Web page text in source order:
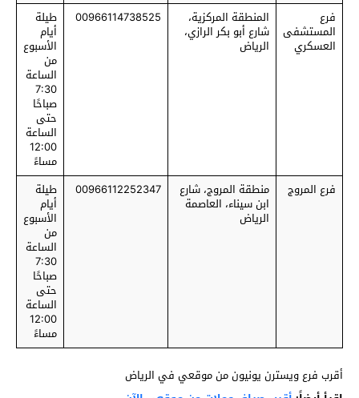
فرع
المستشفى
العسكري
المنطقة المركزية،
شارع أبو بكر الرازي،
الرياض
00966114738525 طيلة
أيام
الأسبوع
من
الساعة
7:30
صباحًا
حتى
الساعة
12:00
مساءً
فرع المروج
منطقة المروج، شارع
ابن سيناء، العاصمة
الرياض
00966112252347 طيلة
أيام
الأسبوع
من
الساعة
7:30
صباحًا
حتى
الساعة
12:00
مساءً
أقرب فرع ويسترن يونيون من موقعي في الرياض